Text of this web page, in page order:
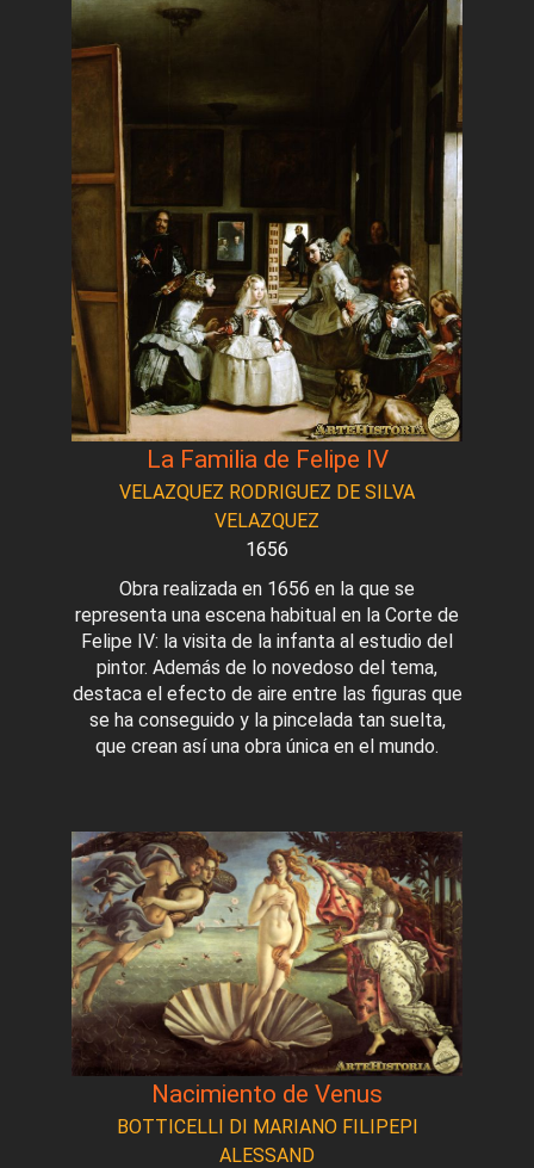
La Familia de Felipe IV
VELAZQUEZ RODRIGUEZ DE SILVA
VELAZQUEZ
1656
Obra realizada en 1656 en la que se
representa una escena habitual en la Corte de
Felipe IV: la visita de la infanta al estudio del
pintor. Además de lo novedoso del tema,
destaca el efecto de aire entre las figuras que
se ha conseguido y la pincelada tan suelta,
que crean así una obra única en el mundo.
Nacimiento de Venus
BOTTICELLI DI MARIANO FILIPEPI
ALESSAND